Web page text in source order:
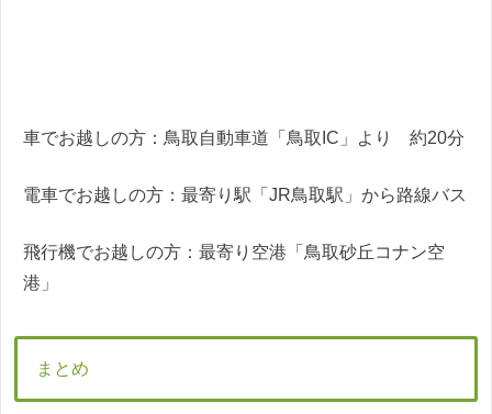
車でお越しの方：鳥取自動車道「鳥取IC」より 約20分
電車でお越しの方：最寄り駅「JR鳥取駅」から路線バス
飛行機でお越しの方：最寄り空港「鳥取砂丘コナン空
港」
まとめ